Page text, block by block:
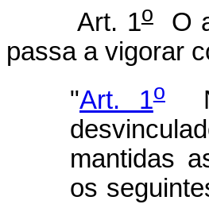
Art. 1oO
passa a vigorar
"Art. 1o
mantidas
os